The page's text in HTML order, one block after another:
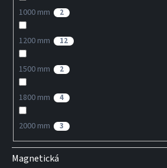
1000 mm 2
1200 mm 12
1500 mm 2
1800 mm 4
2000 mm 3
Magnetická